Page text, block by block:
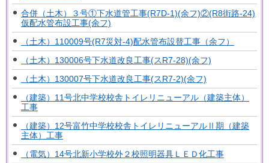
合併（土木）３号①下水道管工事(R7D-1)(余フ)②(R8街路-24)
仮配水管布設工事(余フ)
（土木）110009号(R7災対-4)配水管布設替工事（余フ）
（土木）130006号下水道改良工事(スR7-28)(余フ)
（土木）130007号下水道改良工事(スR7-2)(余フ)
（建築）11号北中学校校舎トイレリニューアル（建築主体）
工事
（建築）12号富竹中学校校舎トイレリニューアルⅡ期（建築
主体）工事
（電気）14号北新小学校外２校照明器具ＬＥＤ化工事